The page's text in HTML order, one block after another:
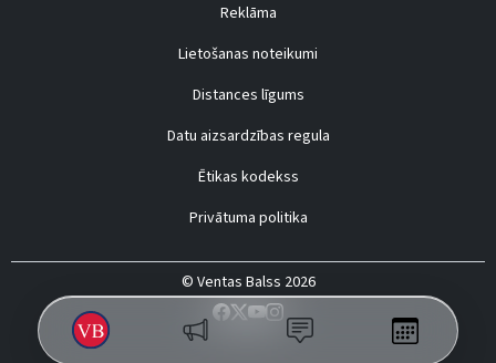
Reklāma
Lietošanas noteikumi
Distances līgums
Datu aizsardzības regula
Ētikas kodekss
Privātuma politika
© Ventas Balss 2026